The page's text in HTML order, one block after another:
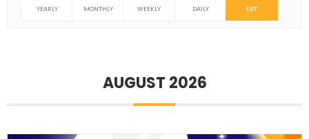
YEARLY MONTHLY WEEKLY DAILY LIST
AUGUST 2026